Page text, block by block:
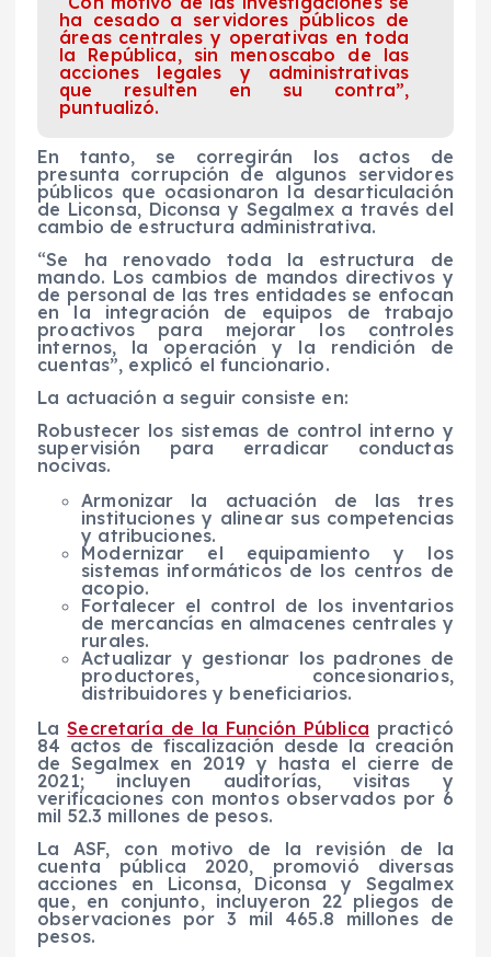
ha cesado a servidores públicos de
áreas centrales y operativas en toda
la República, sin menoscabo de las
acciones legales y administrativas
que resulten en su contra”,
puntualizó.
En tanto, se corregirán los actos de
presunta corrupción de algunos servidores
públicos que ocasionaron la desarticulación
de Liconsa, Diconsa y Segalmex a través del
cambio de estructura administrativa.
“Se ha renovado toda la estructura de
mando. Los cambios de mandos directivos y
de personal de las tres entidades se enfocan
en la integración de equipos de trabajo
proactivos para mejorar los controles
internos, la operación y la rendición de
cuentas”, explicó el funcionario.
La actuación a seguir consiste en:
Robustecer los sistemas de control interno y
supervisión para erradicar conductas
nocivas.
Armonizar la actuación de las tres
instituciones y alinear sus competencias
y atribuciones.
Modernizar el equipamiento y los
sistemas informáticos de los centros de
acopio.
Fortalecer el control de los inventarios
de mercancías en almacenes centrales y
rurales.
Actualizar y gestionar los padrones de
productores, concesionarios,
distribuidores y beneficiarios.
LaSecretaría de la Función Pública practicó
84 actos de fiscalización desde la creación
de Segalmex en 2019 y hasta el cierre de
2021; incluyen auditorías, visitas y
verificaciones con montos observados por 6
mil 52.3 millones de pesos.
La ASF, con motivo de la revisión de la
cuenta pública 2020, promovió diversas
acciones en Liconsa, Diconsa y Segalmex
que, en conjunto, incluyeron 22 pliegos de
observaciones por 3 mil 465.8 millones de
pesos.